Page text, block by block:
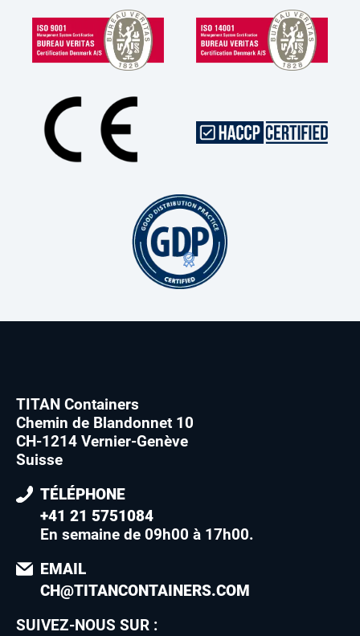
TITAN Containers
Chemin de Blandonnet 10
CH-1214 Vernier-Genève
Suisse
TÉLÉPHONE
+41 21 5751084
En semaine de 09h00 à 17h00.
EMAIL
CH@TITANCONTAINERS.COM
SUIVEZ-NOUS SUR :